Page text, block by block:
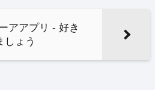
アアプリ - 好き
しょう